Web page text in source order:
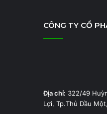
CÔNG TY CỔ
Địa chỉ: 322/49
Lợi, Tp.Thủ Dầu